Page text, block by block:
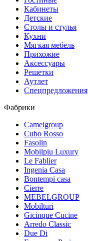
Кабинеты
Детские
Столы и стулья
Кухни
Мягкая мебель
Прихожие
Аксессуары
Решетки
Аутлет
Спецпредложения
Фабрики
Camelgroup
Cubo Rosso
Fasolin
Mobilpiu Luxury
Le Fablier
Ingenia Casa
Bontempi casa
Cierre
MEBELGROUP
Mobilturi
Gicinque Cucine
Arredo Classic
Due Di